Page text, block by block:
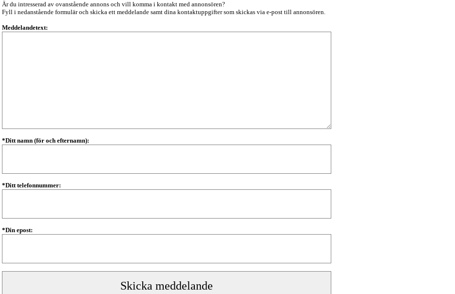
Är du intresserad av ovanstående annons och vill komma i kontakt med annonsören?
Fyll i nedanstående formulär och skicka ett meddelande samt dina kontaktuppgifter som skickas via e-post till annonsören.
Meddelandetext:
*Ditt namn (för och efternamn):
*Ditt telefonnummer:
*Din epost: